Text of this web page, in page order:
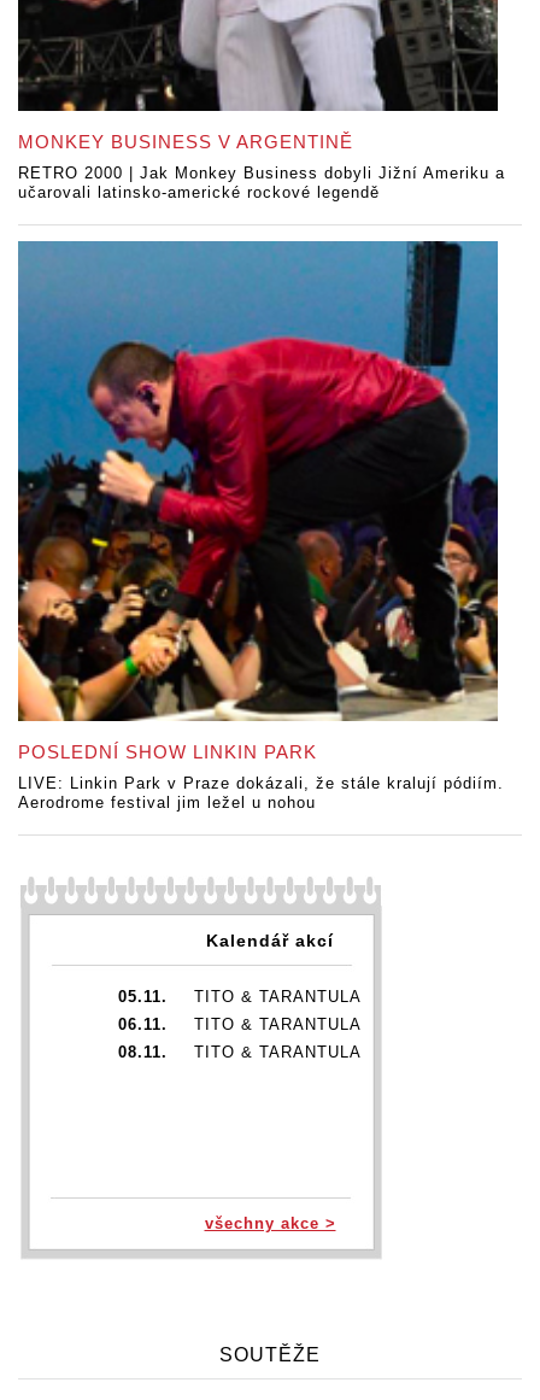
MONKEY BUSINESS V ARGENTINĚ
RETRO 2000 | Jak Monkey Business dobyli Jižní Ameriku a
učarovali latinsko-americké rockové legendě
POSLEDNÍ SHOW LINKIN PARK
LIVE: Linkin Park v Praze dokázali, že stále kralují pódiím.
Aerodrome festival jim ležel u nohou
Kalendář akcí
05.11.
TITO & TARANTULA
06.11.
TITO & TARANTULA
08.11.
TITO & TARANTULA
všechny akce >
SOUTĚŽE